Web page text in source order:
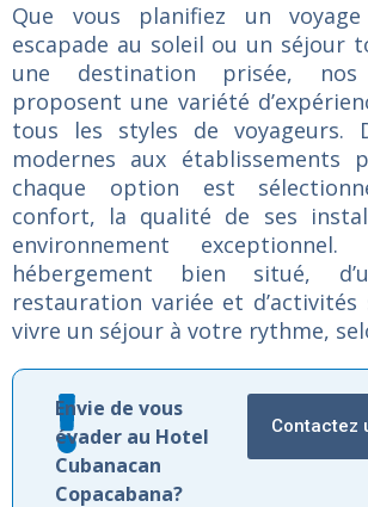
Que vous planifiez un voyage
escapade au soleil ou un séjour
une destination prisée,
proposent une variété
tous les styles de voyageurs.
modernes aux établissements
chaque option est
confort, la qualité de ses
environnement exceptionnel.
hébergement bien situé,
restauration variée et d’activités
vivre un séjour à votre rythme,
Envie de vous
évader au Hotel
Cubanacan
Copacabana?
Contactez